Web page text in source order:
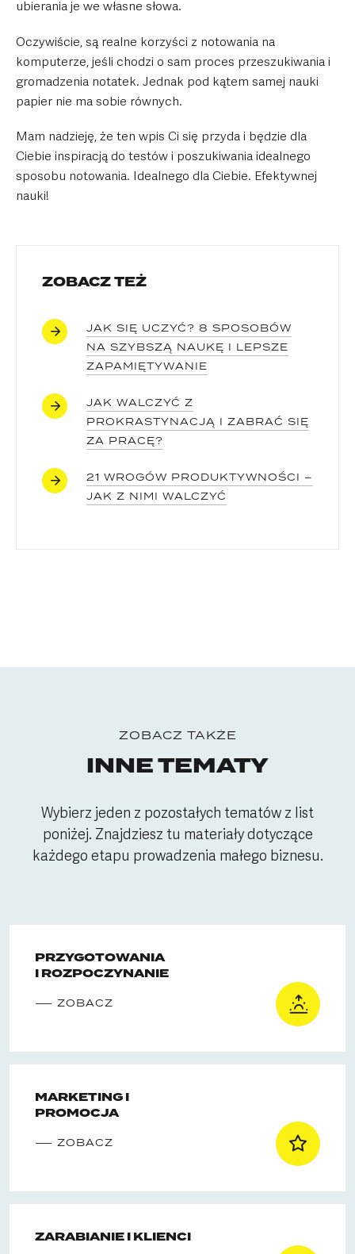
ubierania je we własne słowa.
Oczywiście, są realne korzyści z notowania na
komputerze, jeśli chodzi o sam proces przeszukiwania i
gromadzenia notatek. Jednak pod kątem samej nauki
papier nie ma sobie równych.
Mam nadzieję, że ten wpis Ci się przyda i będzie dla
Ciebie inspiracją do testów i poszukiwania idealnego
sposobu notowania. Idealnego dla Ciebie. Efektywnej
nauki!
ZOBACZ TEŻ
JAK SIĘ UCZYĆ? 8 SPOSOBÓW
NA SZYBSZĄ NAUKĘ I LEPSZE
ZAPAMIĘTYWANIE
JAK WALCZYĆ Z
PROKRASTYNACJĄ I ZABRAĆ SIĘ
ZA PRACĘ?
21 WROGÓW PRODUKTYWNOŚCI –
JAK Z NIMI WALCZYĆ
ZOBACZ TAKŻE
INNE TEMATY
Wybierz jeden z pozostałych tematów z list
poniżej. Znajdziesz tu materiały dotyczące
każdego etapu prowadzenia małego biznesu.
PRZYGOTOWANIA
I ROZPOCZYNANIE
ZOBACZ
MARKETING I
PROMOCJA
ZOBACZ
ZARABIANIE I KLIENCI